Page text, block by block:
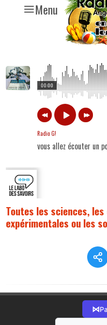
Menu
00:00
Radio G!
vous allez écouter un
Toutes les sciences,
expérimentales ou les
⋈